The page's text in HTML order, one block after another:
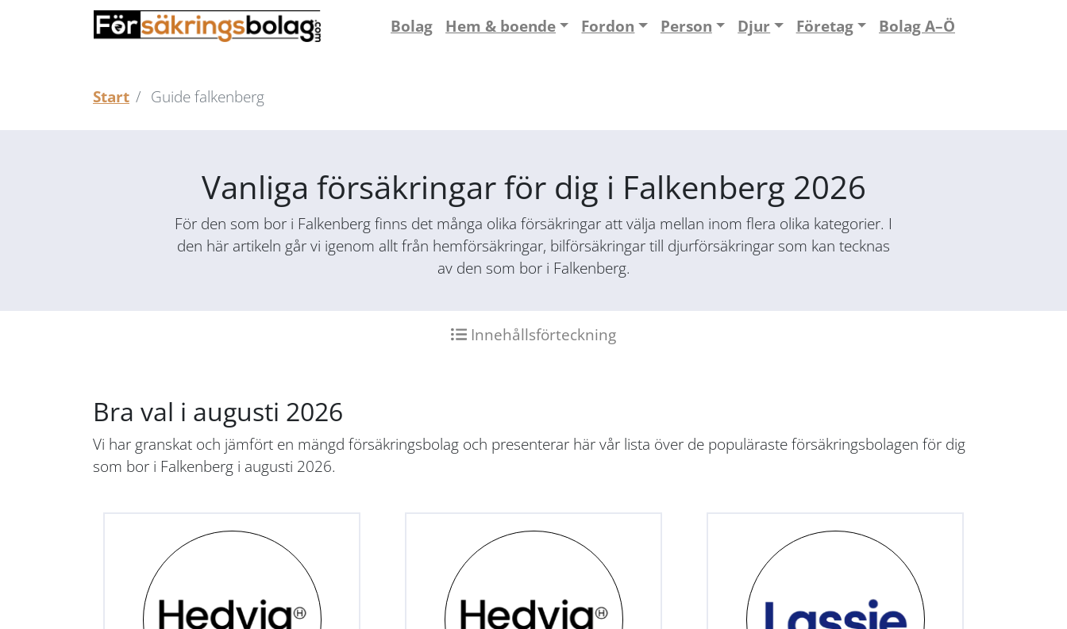
Bolag Hem & boende Fordon Person Djur Företag Bolag A–Ö
Start Guide falkenberg
Vanliga försäkringar för dig i Falkenberg 2026
För den som bor i Falkenberg finns det många olika försäkringar att välja mellan inom flera olika kategorier. I
den här artikeln går vi igenom allt från hemförsäkringar, bilförsäkringar till djurförsäkringar som kan tecknas
av den som bor i Falkenberg.
Innehållsförteckning
Bra val i augusti 2026
Vi har granskat och jämfört en mängd försäkringsbolag och presenterar här vår lista över de populäraste försäkringsbolagen för dig
som bor i Falkenberg i augusti 2026.